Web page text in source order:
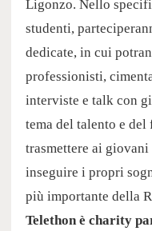
Ligonzo. Nello
studenti,
dedicate, in cui
professionisti,
interviste e talk con
tema del talento e
trasmettere ai
inseguire i propri
più importante della
Telethon è charity